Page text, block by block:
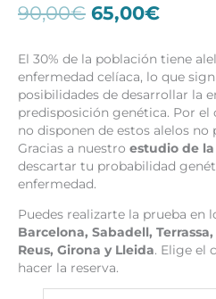
90,00€ El
precio
original
era:
90,00€.
65,00€El
actual
es:
El 30% de la población tiene
enfermedad celíaca, lo que
posibilidades de desarrollar la
predisposición genética. Por el
no disponen de estos alelos no
Gracias a nuestro estudio de
descartar tu probabilidad
enfermedad.
Puedes realizarte la prueba en
Barcelona, Sabadell,
Reus, Girona y Lleida. Elige el
hacer la reserva.